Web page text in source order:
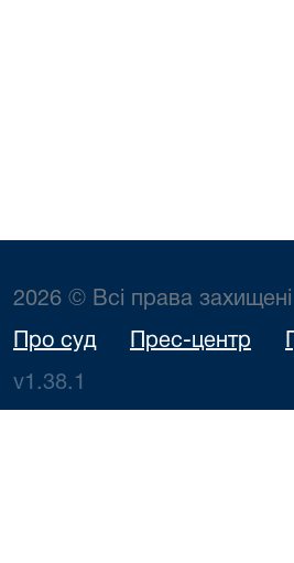
2026 © Всі права захищені
Про суд Прес-центр
v1.38.1